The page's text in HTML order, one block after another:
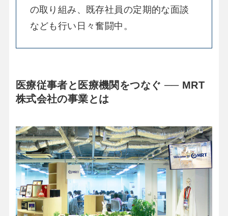
の取り組み、既存社員の定期的な面談
なども行い日々奮闘中。
医療従事者と医療機関をつなぐ ── MRT
株式会社の事業とは